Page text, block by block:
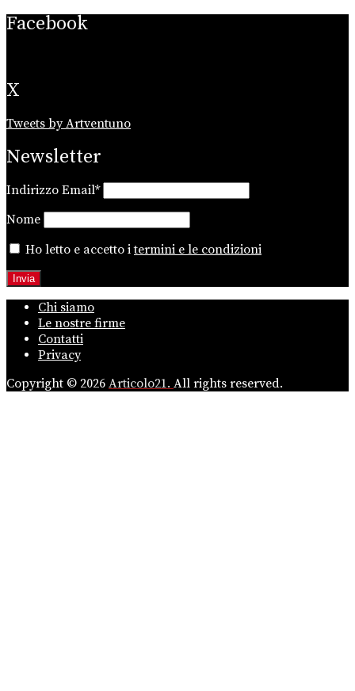
Facebook
X
Tweets by Artventuno
Newsletter
Indirizzo Email*
Nome
Ho letto e accetto itermini e le condizioni
Chi siamo
Le nostre firme
Contatti
Privacy
Copyright © 2026 Articolo21. All rights reserved.